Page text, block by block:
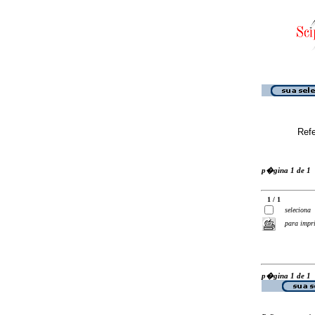
p�gina 1 de 1
1 / 1
seleciona
para
p�gina 1 de 1